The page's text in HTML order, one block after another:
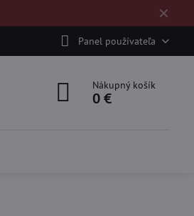
✕
Panel používateľa
Nákupný košík
0 €